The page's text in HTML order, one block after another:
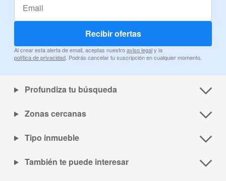
Recibir ofertas
Al crear esta alerta de email, aceptas nuestroaviso legaly la
política de privacidad. Podrás cancelar tu suscripción en cualquier momento.
Profundiza tu búsqueda
Zonas cercanas
Tipo inmueble
También te puede interesar